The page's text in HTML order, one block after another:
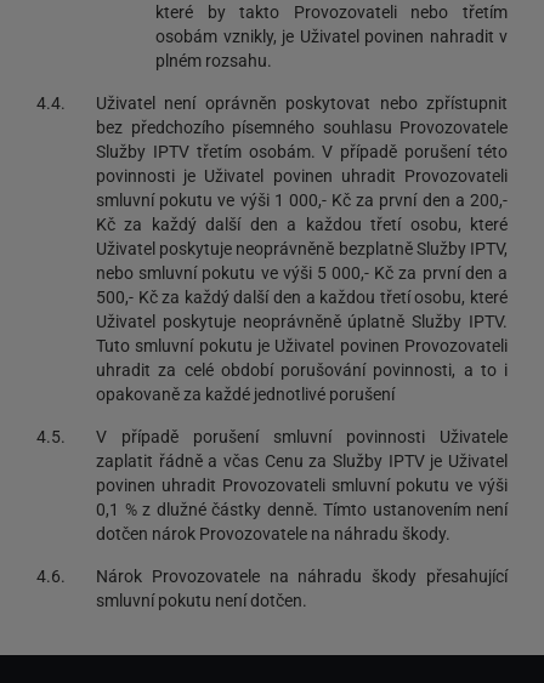
které by takto Provozovateli nebo třetím
osobám vznikly, je Uživatel povinen nahradit v
plném rozsahu.
4.4.
Uživatel není oprávněn poskytovat nebo zpřístupnit
bez předchozího písemného souhlasu Provozovatele
Služby IPTV třetím osobám. V případě porušení této
povinnosti je Uživatel povinen uhradit Provozovateli
smluvní pokutu ve výši 1 000,- Kč za první den a 200,-
Kč za každý další den a každou třetí osobu, které
Uživatel poskytuje neoprávněně bezplatně Služby IPTV,
nebo smluvní pokutu ve výši 5 000,- Kč za první den a
500,- Kč za každý další den a každou třetí osobu, které
Uživatel poskytuje neoprávněně úplatně Služby IPTV.
Tuto smluvní pokutu je Uživatel povinen Provozovateli
uhradit za celé období porušování povinnosti, a to i
opakovaně za každé jednotlivé porušení
4.5.
V případě porušení smluvní povinnosti Uživatele
zaplatit řádně a včas Cenu za Služby IPTV je Uživatel
povinen uhradit Provozovateli smluvní pokutu ve výši
0,1 % z dlužné částky denně. Tímto ustanovením není
dotčen nárok Provozovatele na náhradu škody.
4.6.
Nárok Provozovatele na náhradu škody přesahující
smluvní pokutu není dotčen.